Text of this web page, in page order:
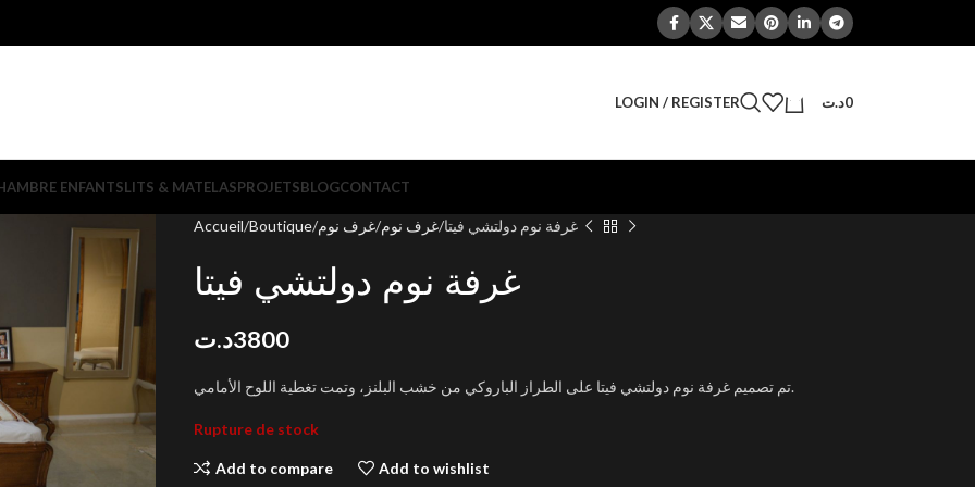
LOGIN / REGISTER 0د.ت
ENFANTSLITS & MATELASPROJETSBLOGCONTACT
Accueil Boutique غرف نوم غرف نوم غرفة نوم دولتشي فيتا
غرفة نوم دولتشي فيتا
3800د.ت
تم تصميم غرفة نوم دولتشي فيتا على الطراز الباروكي من خشب البلنز، وتمت تغطية اللوح الأمامي.
Rupture de stock
Add to compare Add to wishlist